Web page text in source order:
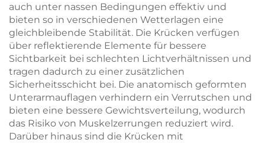
auch unter nassen Bedingungen effektiv und
bieten so in verschiedenen Wetterlagen eine
gleichbleibende Stabilität. Die Krücken verfügen
über reflektierende Elemente für bessere
Sichtbarkeit bei schlechten Lichtverhältnissen und
tragen dadurch zu einer zusätzlichen
Sicherheitsschicht bei. Die anatomisch geformten
Unterarmauflagen verhindern ein Verrutschen und
bieten eine bessere Gewichtsverteilung, wodurch
das Risiko von Muskelzerrungen reduziert wird.
Darüber hinaus sind die Krücken mit